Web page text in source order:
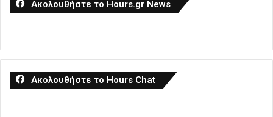
Ακολουθήστε το Hours.gr News
Ακολουθήστε το Hours Chat